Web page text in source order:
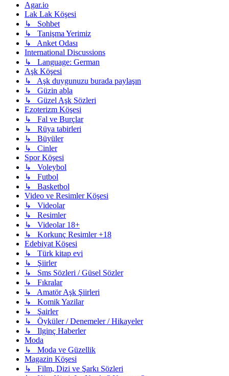
Agar.io
Lak Lak Köşesi
↳ Sohbet
↳ Tanişma Yerimiz
↳ Anket Odası
International Discussions
↳ Language: German
Aşk Köşesi
↳ Aşk duygunuzu burada paylaşın
↳ Güzin abla
↳ Güzel Aşk Sözleri
Ezoterizm Köşesi
↳ Fal ve Burçlar
↳ Rüya tabirleri
↳ Büyüler
↳ Cinler
Spor Köşesi
↳ Voleybol
↳ Futbol
↳ Basketbol
Video ve Resimler Köşesi
↳ Videolar
↳ Resimler
↳ Videolar 18+
↳ Korkunç Resimler +18
Edebiyat Köşesi
↳ Türk kitap evi
↳ Şiirler
↳ Sms Sözleri / Güsel Sözler
↳ Fıkralar
↳ Amatör Aşk Şiirleri
↳ Komik Yazilar
↳ Şairler
↳ Öyküler / Denemeler / Hikayeler
↳ Ilginç Haberler
Moda
↳ Moda ve Güzellik
Magazin Köşesi
↳ Film, Dizi ve Şarkı Sözleri